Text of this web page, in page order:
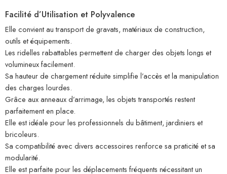
Facilité d’Utilisation et Polyvalence
Elle convient au transport de gravats, matériaux de construction,
outils et équipements.
Les ridelles rabattables permettent de charger des objets longs et
volumineux facilement.
Sa hauteur de chargement réduite simplifie l’accès et la manipulation
des charges lourdes.
Grâce aux anneaux d’arrimage, les objets transportés restent
parfaitement en place.
Elle est idéale pour les professionnels du bâtiment, jardiniers et
bricoleurs.
Sa compatibilité avec divers accessoires renforce sa praticité et sa
modularité.
Elle est parfaite pour les déplacements fréquents nécessitant un